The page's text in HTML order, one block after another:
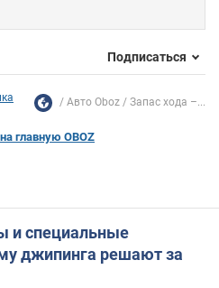
Подписаться
Авто Oboz Запас хода –...
главную OBOZ
и специальные
джипинга решают за